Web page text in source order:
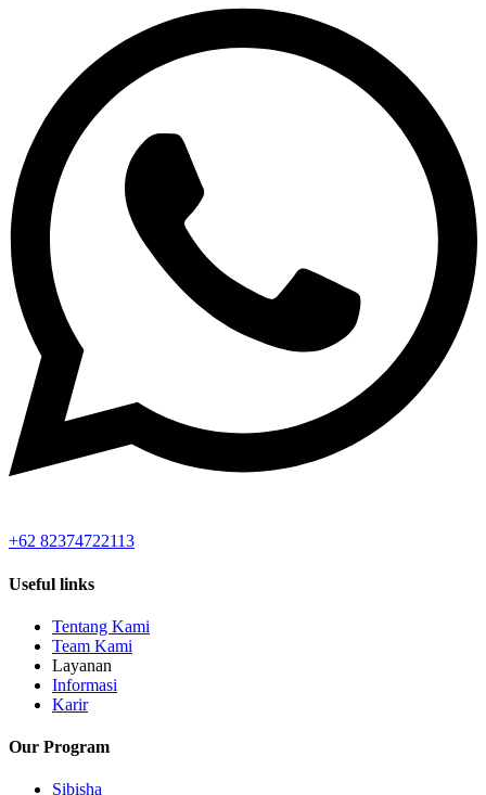
+62 82374722113
Useful links
Tentang Kami
Team Kami
Layanan
Informasi
Karir
Our Program
Sibisha